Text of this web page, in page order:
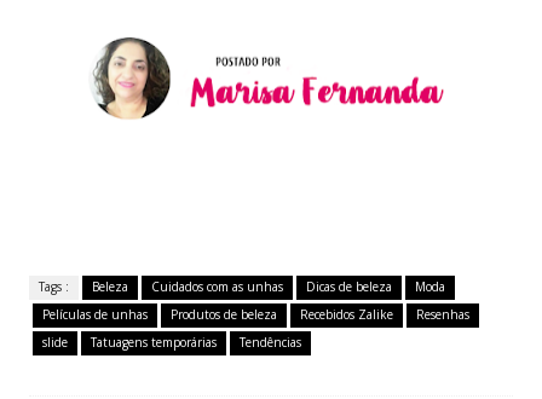
Tags : Beleza Cuidados com as unhas Dicas de beleza
Moda
Películas de unhas
Produtos de beleza Recebidos Zalike
Resenhas
slide
Tatuagens temporárias Tendências